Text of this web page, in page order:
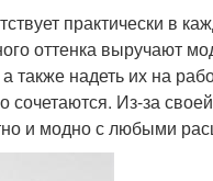
практически в
оттенка выручают
также надеть их на
сочетаются. Из-за своей
и модно с любыми